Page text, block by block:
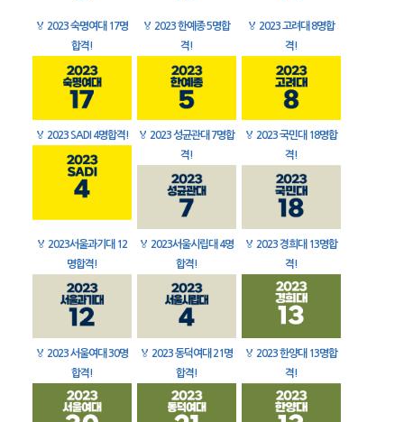
🏅 2023 숙명여대 17명
합격!
🏅 2023 한예종 5명합
격!
🏅 2023 고려대 8명합
격!
🏅 2023 SADI 4명합격! 🏅 2023 성균관대 7명합
격!
🏅 2023 국민대 18명합
격!
🏅 2023서울과기대 12
명합격!
🏅 2023서울시립대 4명
합격!
🏅 2023 경희대 13명합
격!
🏅 2023 서울여대 30명
합격!
🏅 2023 동덕여대 21명
합격!
🏅 2023 한양대 13명합
격!